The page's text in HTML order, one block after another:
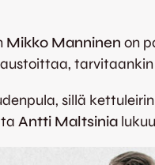
Mikko Manninen on
tarvitaankin
sillä
Antti Maltsinia